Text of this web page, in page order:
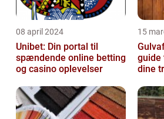
08 april 2024
Unibet: Din portal til
spændende online betting
og casino oplevelser
15
guide
dine